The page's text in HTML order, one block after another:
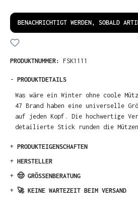
BENACHRICHTIGT WERDEN, SOBALD
PRODUKTNUMMER: FSK1111
- PRODUKTDETAILS
Was wäre ein Winter ohne coole
47 Brand haben eine universelle
auf jeden Kopf. Die hochwertige
detailierte Stick runden die
+ PRODUKTEIGENSCHAFTEN
+ HERSTELLER
+ 🤠 GRÖSSENBERATUNG
+ 🚀 KEINE WARTEZEIT BEIM VERSAND